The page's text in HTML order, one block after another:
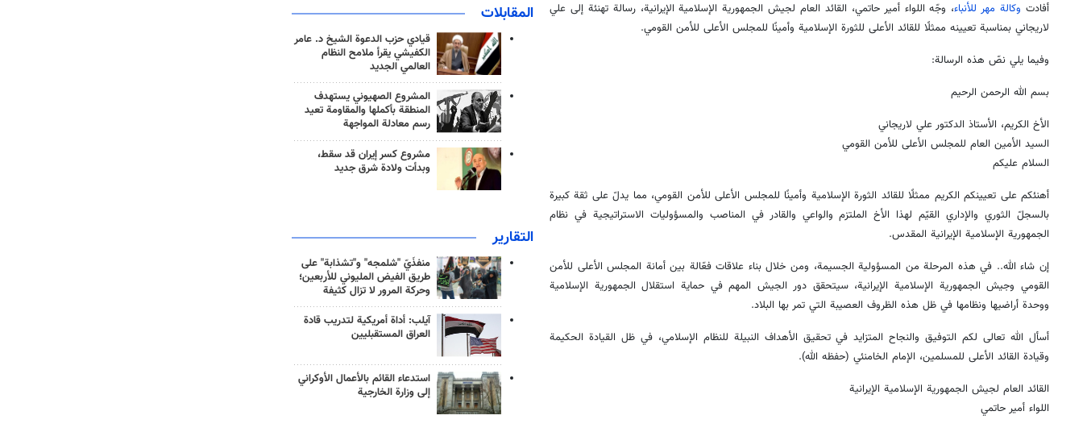
أفادت وكالة مهر للأنباء، وجّه اللواء أمير حاتمي، القائد العام لجيش الجمهورية الإسلامية الإيرانية، رسالة تهنئة إلى علي
لاريجاني بمناسبة تعيينه ممثلًا للقائد الأعلى للثورة الإسلامية وأمينًا للمجلس الأعلى للأمن القومي.
وفيما يلي نصّ هذه الرسالة:
بسم الله الرحمن الرحيم
الأخ الكريم، الأستاذ الدكتور علي لاريجاني
السيد الأمين العام للمجلس الأعلى للأمن القومي
السلام عليكم
أهنئكم على تعيينكم الكريم ممثلًا للقائد الثورة الإسلامية وأمينًا للمجلس الأعلى للأمن القومي، مما يدلّ على ثقة كبيرة
بالسجلّ الثوري والإداري القيّم لهذا الأخ الملتزم والواعي والقادر في المناصب والمسؤوليات الاستراتيجية في نظام
الجمهورية الإسلامية الإيرانية المقدس.
إن شاء الله.. في هذه المرحلة من المسؤولية الجسيمة، ومن خلال بناء علاقات فعّالة بين أمانة المجلس الأعلى للأمن
القومي وجيش الجمهورية الإسلامية الإيرانية، سيتحقق دور الجيش المهم في حماية استقلال الجمهورية الإسلامية
ووحدة أراضيها ونظامها في ظل هذه الظروف العصيبة التي تمر بها البلاد.
أسأل الله تعالى لكم التوفيق والنجاح المتزايد في تحقيق الأهداف النبيلة للنظام الإسلامي، في ظل القيادة الحكيمة
وقيادة القائد الأعلى للمسلمين، الإمام الخامنئي (حفظه الله).
القائد العام لجيش الجمهورية الإسلامية الإيرانية
اللواء أمير حاتمي
المقابلات
قيادي حزب الدعوة الشيخ د. عامر
الكفيشي يقرأ ملامح النظام
العالمي الجديد
المشروع الصهيوني يستهدف
المنطقة بأكملها والمقاومة تعيد
رسم معادلة المواجهة
مشروع كسر إيران قد سقط،
وبدأت ولادة شرق جديد
التقارير
منفذَيّ "شلمجه" و"تشذابة" على
طريق الفيض المليوني للأربعين؛
وحركة المرور لا تزال كثيفة
آيلب: أداة أمريكية لتدريب قادة
العراق المستقبليين
استدعاء القائم بالأعمال الأوكراني
إلى وزارة الخارجية